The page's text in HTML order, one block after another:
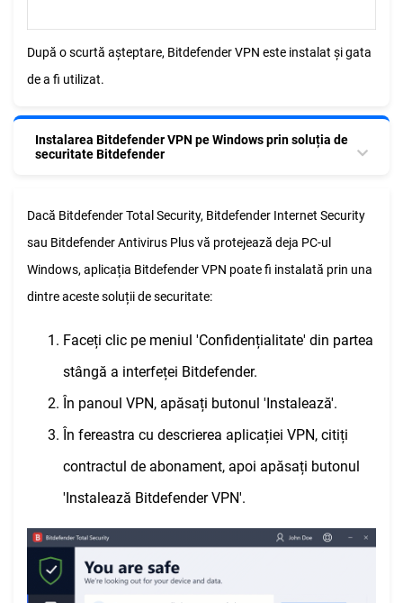
După o scurtă așteptare, Bitdefender VPN este instalat și gata
de a fi utilizat.
Instalarea Bitdefender VPN pe Windows prin soluția de
securitate Bitdefender
Dacă Bitdefender Total Security, Bitdefender Internet Security
sau Bitdefender Antivirus Plus vă protejează deja PC-ul
Windows, aplicația Bitdefender VPN poate fi instalată prin una
dintre aceste soluții de securitate:
Faceți clic pe meniul 'Confidențialitate' din partea
stângă a interfeței Bitdefender.
În panoul VPN, apăsați butonul 'Instalează'.
În fereastra cu descrierea aplicației VPN, citiți
contractul de abonament, apoi apăsați butonul
'Instalează Bitdefender VPN'.